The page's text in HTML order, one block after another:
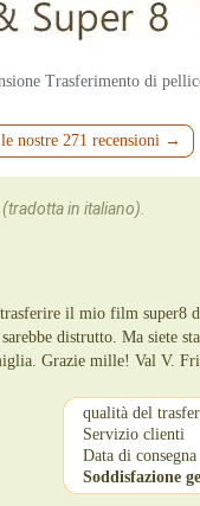
Trasferimento di
nostre 271 recensioni →
in italiano).
il mio film super8
distrutto. Ma siete
Grazie mille! Val V.
qualità del
Servizio clienti
Data di consegna
Soddisfazione